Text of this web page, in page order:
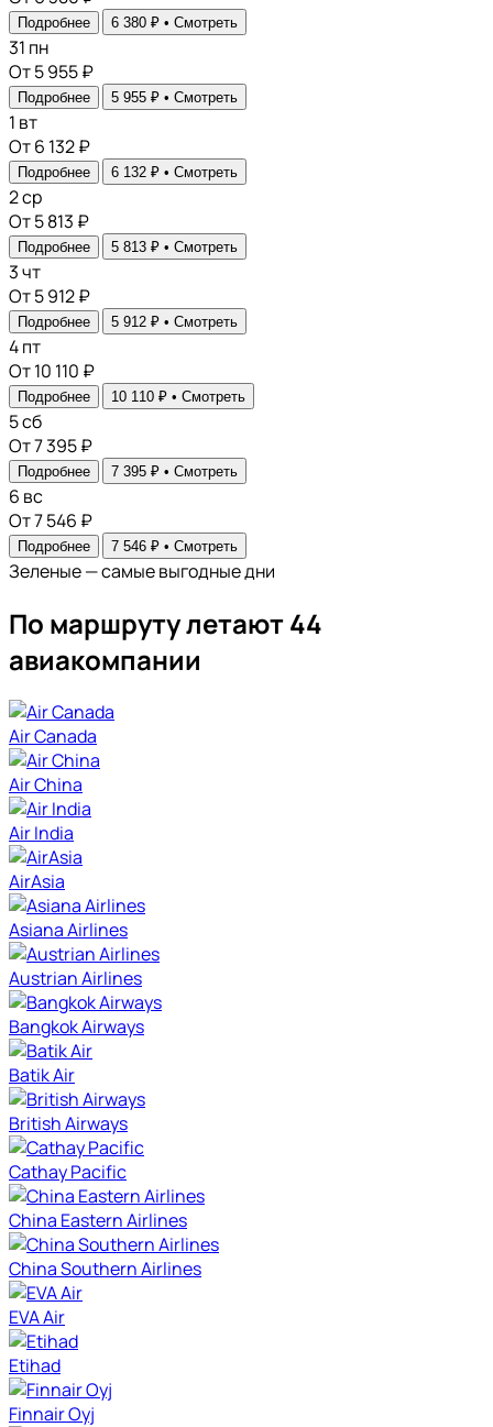
Подробнее 6 380 ₽ • Смотреть
31 пн
От 5 955 ₽
Подробнее 5 955 ₽ • Смотреть
1 вт
От 6 132 ₽
Подробнее 6 132 ₽ • Смотреть
2ср
От 5 813 ₽
Подробнее 5 813 ₽ • Смотреть
3чт
От 5 912 ₽
Подробнее 5 912 ₽ • Смотреть
4пт
От 10 110 ₽
Подробнее 10 110 ₽ • Смотреть
5сб
От 7 395 ₽
Подробнее 7 395 ₽ • Смотреть
6 вс
От 7 546 ₽
Подробнее 7 546 ₽ • Смотреть
Зеленые — самые выгодные дни
По маршруту летают 44
авиакомпании
Air Canada
Air China
Air India
AirAsia
Asiana Airlines
Austrian Airlines
Bangkok Airways
Batik Air
British Airways
Cathay Pacific
China Eastern Airlines
China Southern Airlines
EVA Air
Etihad
Finnair Oyj